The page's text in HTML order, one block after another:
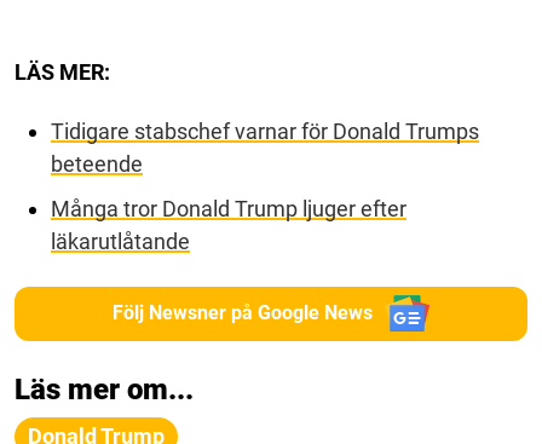
LÄS MER:
Tidigare stabschef varnar för Donald Trumps
beteende
Många tror Donald Trump ljuger efter
läkarutlåtande
Följ Newsner på Google News
Läs mer om...
Donald Trump